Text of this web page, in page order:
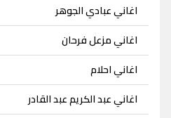
اغاني عبادي الجوهر
اغاني مزعل فرحان
اغاني احلام
اغاني عبد الكريم عبد القادر